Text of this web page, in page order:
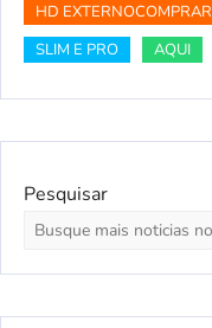
HD EXTERNOCOMPRAR
SLIM E PRO
AQUI
Pesquisar